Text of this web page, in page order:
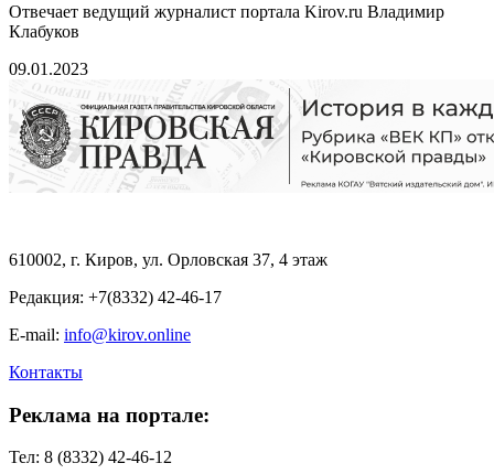
Отвечает ведущий журналист портала Kirov.ru Владимир
Клабуков
09.01.2023
610002, г. Киров, ул. Орловская 37, 4 этаж
Редакция: +7(8332) 42-46-17
E-mail: info@kirov.online
Контакты
Реклама на портале:
Тел: 8 (8332) 42-46-12